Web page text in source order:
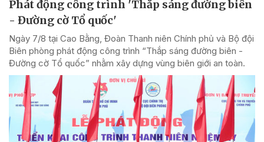
Phát động công trình 'Thắp sáng đường biên
- Đường cờ Tổ quốc'
Ngày 7/8 tại Cao Bằng, Đoàn Thanh niên Chính phủ và Bộ đội
Biên phòng phát động công trình “Thắp sáng đường biên -
Đường cờ Tổ quốc” nhằm xây dựng vùng biên giới an toàn.